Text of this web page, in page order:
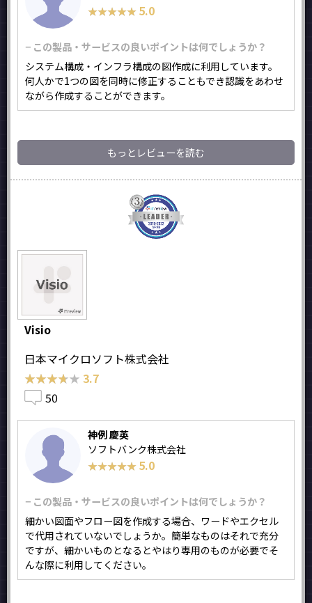
★★★★★
★★★★★ 5.0
− この製品・サービスの良いポイントは何でしょうか？
システム構成・インフラ構成の図作成に利用しています。
何人かで1つの図を同時に修正することもでき認識をあわせ
ながら作成することができます。
もっとレビューを読む
Visio
日本マイクロソフト株式会社
★★★★★
★★★★★ 3.7
50
神例 慶英
ソフトバンク株式会社
★★★★★
★★★★★ 5.0
− この製品・サービスの良いポイントは何でしょうか？
細かい図面やフロー図を作成する場合、ワードやエクセル
で代用されていないでしょうか。簡単なものはそれで充分
ですが、細かいものとなるとやはり専用のものが必要でそ
んな際に利用してください。